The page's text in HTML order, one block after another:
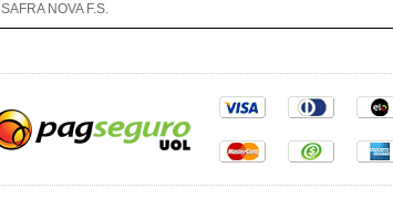
SAFRA NOVA F.S.